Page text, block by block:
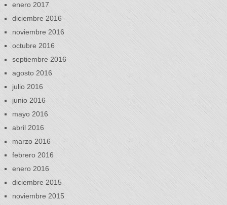
enero 2017
diciembre 2016
noviembre 2016
octubre 2016
septiembre 2016
agosto 2016
julio 2016
junio 2016
mayo 2016
abril 2016
marzo 2016
febrero 2016
enero 2016
diciembre 2015
noviembre 2015